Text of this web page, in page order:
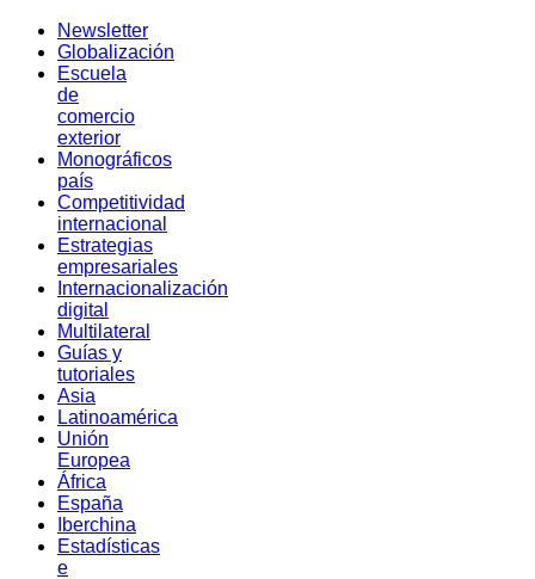
Newsletter
Globalización
Escuela
de
comercio
exterior
Monográficos
país
Competitividad
internacional
Estrategias
empresariales
Internacionalización
digital
Multilateral
Guías y
tutoriales
Asia
Latinoamérica
Unión
Europea
África
España
Iberchina
Estadísticas
e